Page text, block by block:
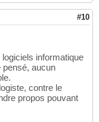
#10
informatique
pensé, aucun
contre le
propos pouvant